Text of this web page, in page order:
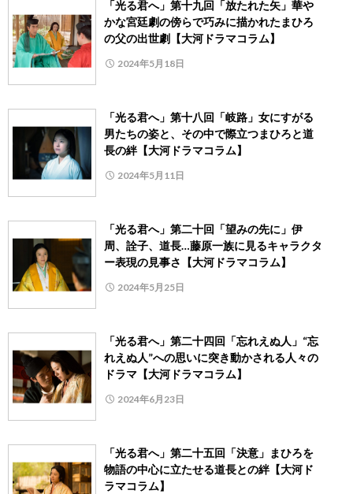
「光る君へ」第十九回「放たれた矢」華や
かな宮廷劇の傍らで巧みに描かれたまひろ
の父の出世劇【大河ドラマコラム】
2024年5月18日
「光る君へ」第十八回「岐路」女にすがる
男たちの姿と、その中で際立つまひろと道
長の絆【大河ドラマコラム】
2024年5月11日
「光る君へ」第二十回「望みの先に」伊
周、詮子、道長…藤原一族に見るキャラクタ
ー表現の見事さ【大河ドラマコラム】
2024年5月25日
「光る君へ」第二十四回「忘れえぬ人」“忘
れえぬ人”への思いに突き動かされる人々の
ドラマ【大河ドラマコラム】
2024年6月23日
「光る君へ」第二十五回「決意」まひろを
物語の中心に立たせる道長との絆【大河ド
ラマコラム】